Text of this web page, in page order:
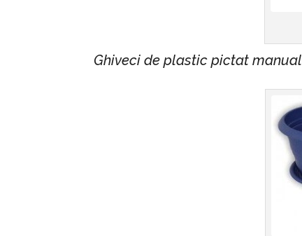
Ghiveci de plastic pictat manual